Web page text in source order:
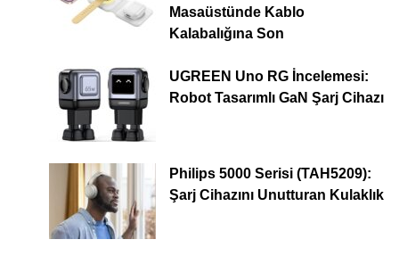
Masaüstünde Kablo
Kalabalığına Son
UGREEN Uno RG İncelemesi:
Robot Tasarımlı GaN Şarj Cihazı
Philips 5000 Serisi (TAH5209):
Şarj Cihazını Unutturan Kulaklık